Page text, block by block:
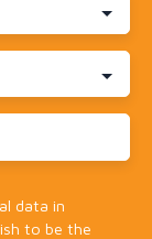
data in
to be the